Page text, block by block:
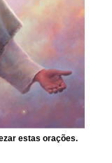
estas orações.